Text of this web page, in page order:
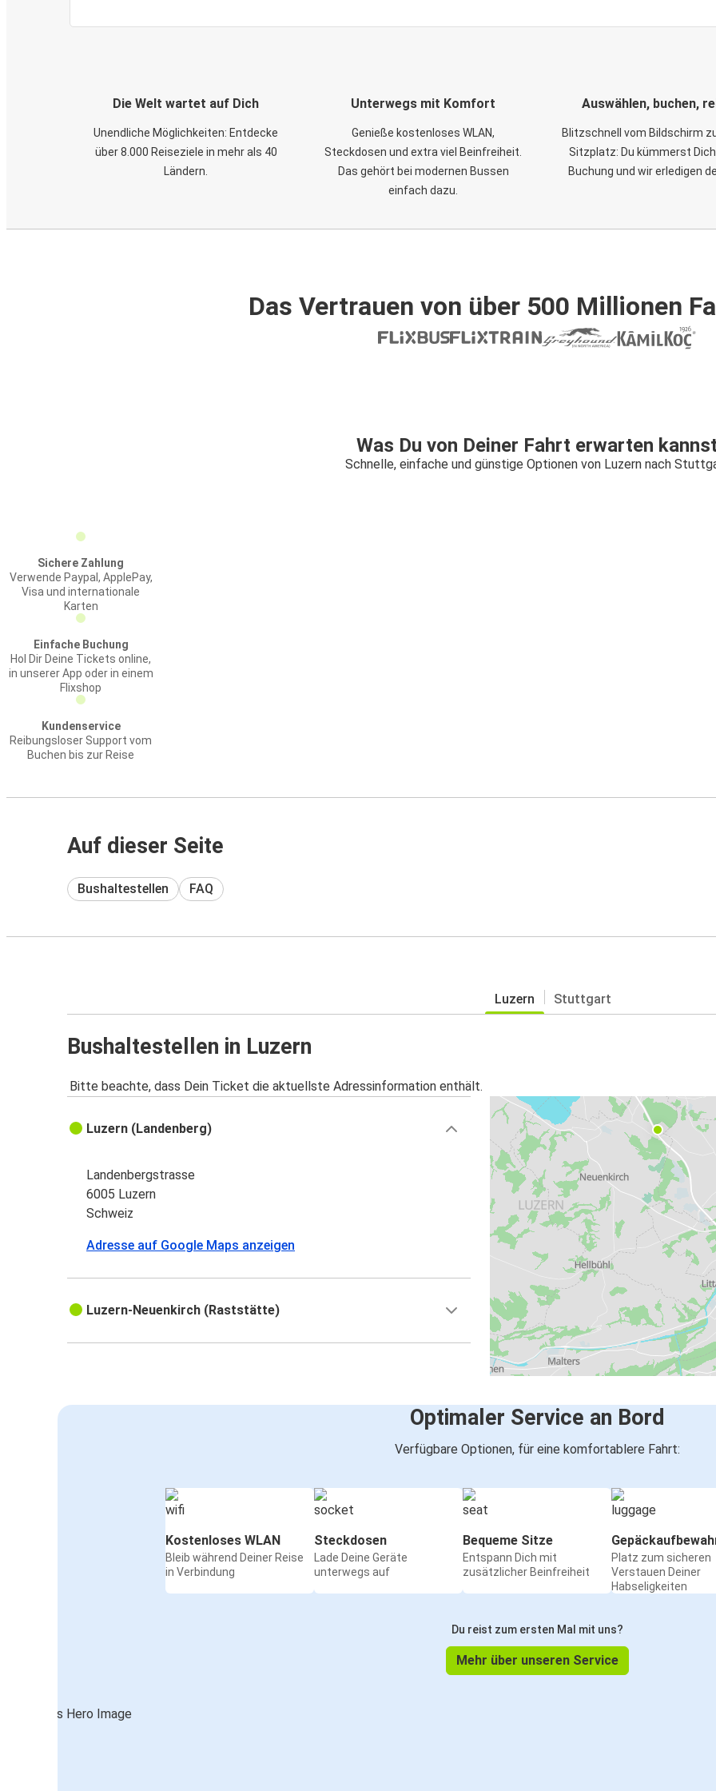
Die Welt wartet auf Dich
Unendliche Möglichkeiten: Entdecke
über 8.000 Reiseziele in mehr als 40
Ländern.
Unterwegs mit Komfort
Genieße kostenloses WLAN,
Steckdosen und extra viel Beinfreiheit.
Das gehört bei modernen Bussen
einfach dazu.
Auswählen, buchen,
Blitzschnell vom Bildschirm
Sitzplatz: Du kümmerst
Buchung und wir erledigen
Das Vertrauen von über 500 Millionen
Was Du von Deiner Fahrt erwarten kannst
Schnelle, einfache und günstige Optionen von Luzern nach
Sichere Zahlung
Verwende Paypal, ApplePay,
Visa und internationale
Karten
Einfache Buchung
Hol Dir Deine Tickets online,
in unserer App oder in einem
Flixshop
Kundenservice
Reibungsloser Support vom
Buchen bis zur Reise
Auf dieser Seite
Bushaltestellen FAQ
Luzern Stuttgart
Bushaltestellen in Luzern
Bitte beachte, dass Dein Ticket die aktuellste Adressinformation enthält.
Luzern (Landenberg)
Landenbergstrasse
6005 Luzern
Schweiz
Adresse auf Google Maps anzeigen
Luzern-Neuenkirch (Raststätte)
Optimaler Service an Bord
Verfügbare Optionen, für eine komfortablere Fahrt:
Kostenloses WLAN
Bleib während Deiner Reise
in Verbindung
Steckdosen
Lade Deine Geräte
unterwegs auf
Bequeme Sitze
Entspann Dich mit
zusätzlicher Beinfreiheit
Platz zum sicheren
Verstauen Deiner
Habseligkeiten
Du reist zum ersten Mal mit uns?
Mehr über unseren Service